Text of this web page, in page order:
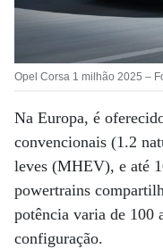
Opel Corsa 1 milhão 2025 –
Na Europa, é
convencionais (1.2
leves (MHEV), e até
powertrains
potência varia de 100
configuração.